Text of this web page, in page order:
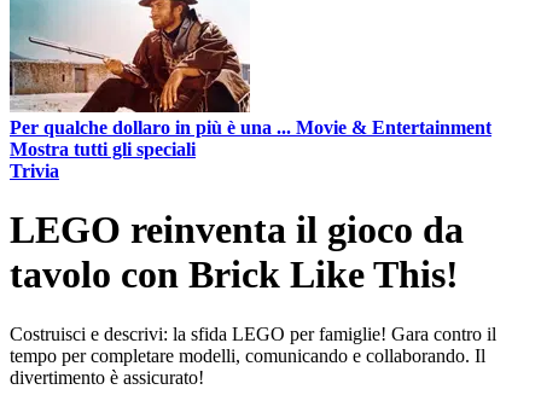
Per qualche dollaro in più è una ... Movie & Entertainment
Mostra tutti gli speciali
Trivia
LEGO reinventa il gioco da
tavolo con Brick Like This!
Costruisci e descrivi: la sfida LEGO per famiglie! Gara contro il
tempo per completare modelli, comunicando e collaborando. Il
divertimento è assicurato!